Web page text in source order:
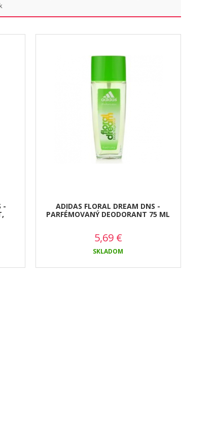
-
ADIDAS FLORAL DREAM DNS -
PARFÉMOVANÝ DEODORANT 75 ML
5,69 €
SKLADOM